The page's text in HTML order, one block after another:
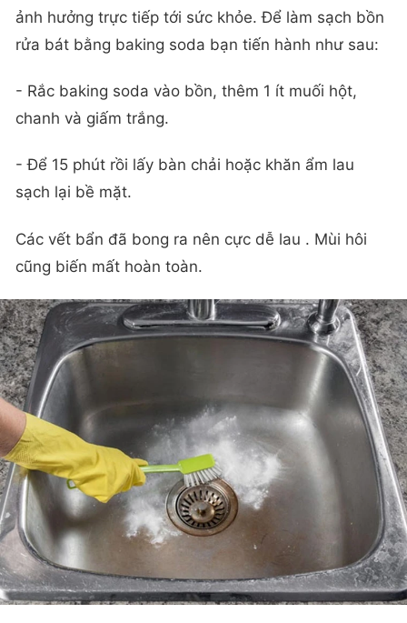
ảnh hưởng trực tiếp tới sức khỏe. Để làm sạch bồn
rửa bát bằng baking soda bạn tiến hành như sau:
- Rắc baking soda vào bồn, thêm 1 ít muối hột,
chanh và giấm trắng.
- Để 15 phút rồi lấy bàn chải hoặc khăn ẩm lau
sạch lại bề mặt.
Các vết bẩn đã bong ra nên cực dễ lau . Mùi hôi
cũng biến mất hoàn toàn.